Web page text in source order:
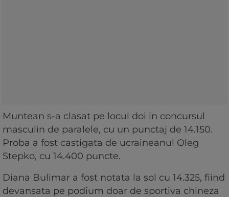
Muntean s-a clasat pe locul doi in concursul
masculin de paralele, cu un punctaj de 14.150.
Proba a fost castigata de ucraineanul Oleg
Stepko, cu 14.400 puncte.
Diana Bulimar a fost notata la sol cu 14.325, fiind
devansata pe podium doar de sportiva chineza